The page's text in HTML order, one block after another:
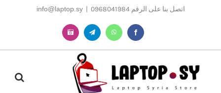
اتصل بنا على الرقم 0968041984 |
info@laptop.sy
Facebook
WhatsApp
Telegram
Instagram